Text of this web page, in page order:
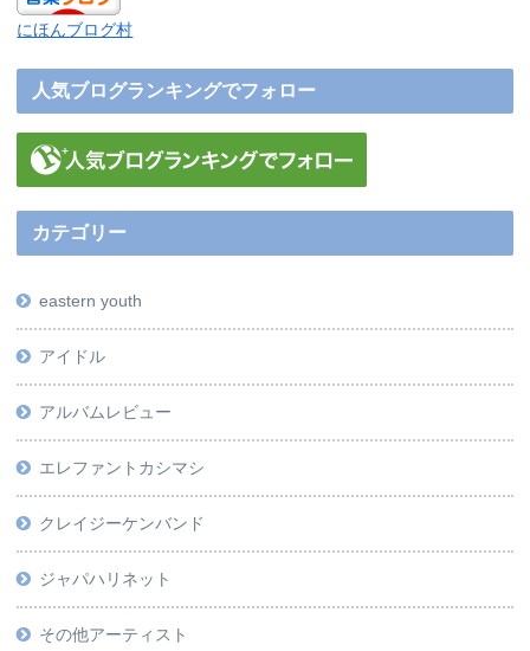
にほんブログ村
人気ブログランキングでフォロー
カテゴリー
eastern youth
アイドル
アルバムレビュー
エレファントカシマシ
クレイジーケンバンド
ジャパハリネット
その他アーティスト